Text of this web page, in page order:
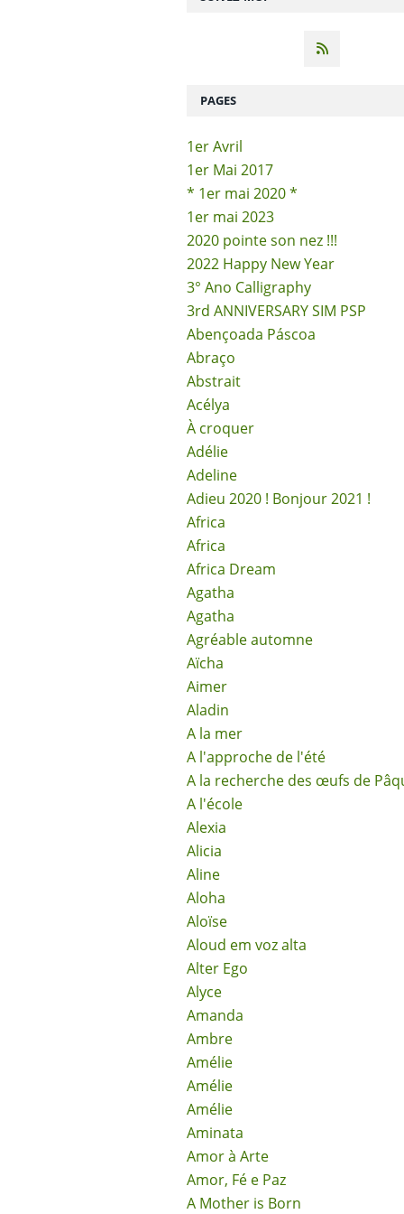
PAGES
1er Avril
1er Mai 2017
* 1er mai 2020 *
1er mai 2023
2020 pointe son nez !!!
2022 Happy New Year
3° Ano Calligraphy
3rd ANNIVERSARY SIM PSP
Abençoada Páscoa
Abraço
Abstrait
Acélya
À croquer
Adélie
Adeline
Adieu 2020 ! Bonjour 2021 !
Africa
Africa
Africa Dream
Agatha
Agatha
Agréable automne
Aïcha
Aimer
Aladin
A la mer
A l'approche de l'été
A la recherche des œufs de
A l'école
Alexia
Alicia
Aline
Aloha
Aloïse
Aloud em voz alta
Alter Ego
Alyce
Amanda
Ambre
Amélie
Amélie
Amélie
Aminata
Amor à Arte
Amor, Fé e Paz
A Mother is Born